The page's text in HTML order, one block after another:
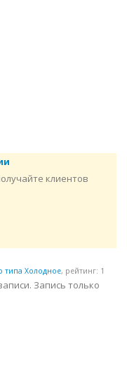
клиентов
типа Холодное, рейтинг: 1
Запись только